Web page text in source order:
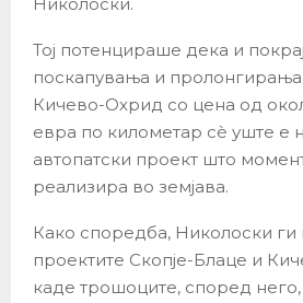
Тој потенцираше дека и
поскапувања и
Кичево-Охрид со цена од
евра по километар сè уште е
автопатски проект што
реализира во земјава.
Како споредба, Николоски ги
проектите Скопје-Блаце и
каде трошоците, според него,